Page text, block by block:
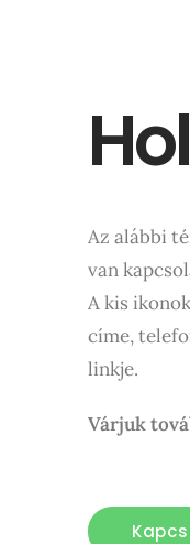
Az alábbi
van
A kis
címe,
linkje.
Várjuk